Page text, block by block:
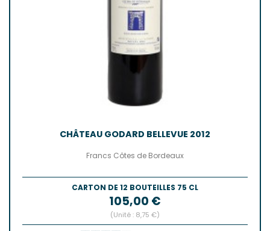
CHÂTEAU GODARD BELLEVUE 2012
Francs Côtes de Bordeaux
CARTON DE 12 BOUTEILLES 75 CL
Prix
105,00 €
(Unité : 8,75 €)